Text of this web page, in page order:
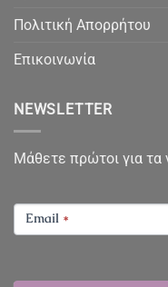
Πολιτική Απορρήτου
Επικοινωνία
NEWSLETTER
Μάθετε πρώτοι για τα
NEWSLETTER
Email *